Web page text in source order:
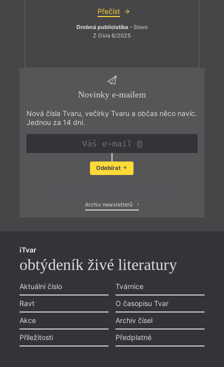
Přečíst
Drobná publicistika – Slovo
Z čísla 6/2025
Novinky e-mailem
Nová čísla Tvaru, večírky Tvaru a občas něco navíc.
Jednou za 14 dní.
Odebírat
Archiv newsletterů
iTvar
obtýdeník živé literatury
Aktuální číslo
Ravt
Akce
Příležitosti
Tvárnice
O časopisu Tvar
Archiv čísel
Předplatné